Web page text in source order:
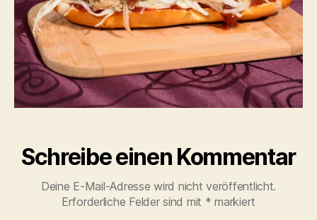
Schreibe einen Kommentar
Deine E-Mail-Adresse wird nicht veröffentlicht.
Erforderliche Felder sind mit * markiert